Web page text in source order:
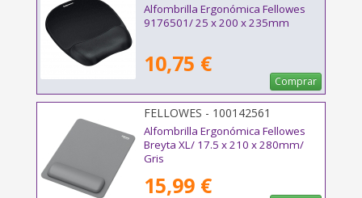
Alfombrilla Ergonómica Fellowes
9176501/ 25 x 200 x 235mm
10,75 €
Comprar
FELLOWES - 100142561
Alfombrilla Ergonómica Fellowes
Breyta XL/ 17.5 x 210 x 280mm/
Gris
15,99 €